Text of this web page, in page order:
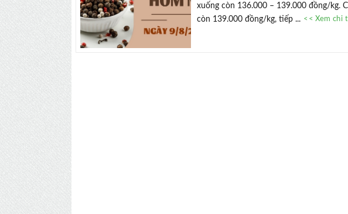
xuống còn 136.000 – 139.000 đồng/kg.
còn 139.000 đồng/kg, tiếp ... << Xem chi